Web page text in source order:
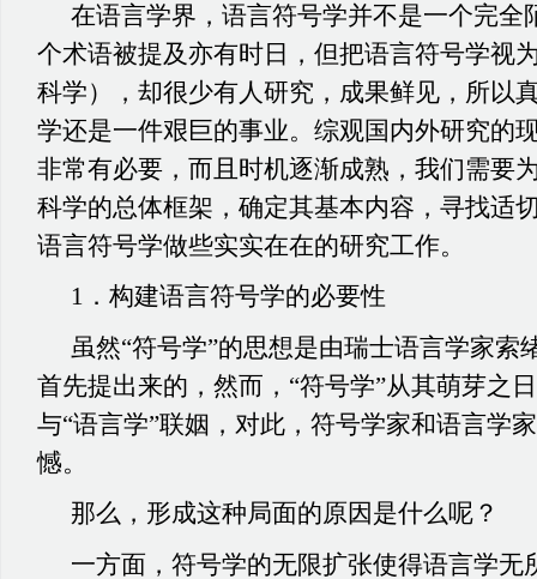
在语言学界，语言符号学并不是一个完全
个术语被提及亦有时日，但把语言符号学视
科学），却很少有人研究，成果鲜见，所以
学还是一件艰巨的事业。综观国内外研究的
非常有必要，而且时机逐渐成熟，我们需要
科学的总体框架，确定其基本内容，寻找适
语言符号学做些实实在在的研究工作。
1．构建语言符号学的必要性
虽然“符号学”的思想是由瑞士语言学家索
首先提出来的，然而，“符号学”从其萌芽之
与“语言学”联姻，对此，符号学家和语言学
憾。
那么，形成这种局面的原因是什么呢？
一方面，符号学的无限扩张使得语言学无